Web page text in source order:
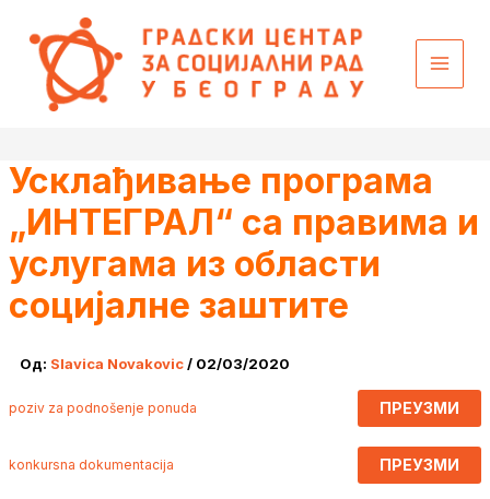
садржај
Усклађивање програма
„ИНТЕГРАЛ“ са правима и
услугама из области
социјалне заштите
Од: Slavica Novakovic/ 02/03/2020
poziv za podnošenje ponuda ПРЕУЗМИ
konkursna dokumentacija ПРЕУЗМИ